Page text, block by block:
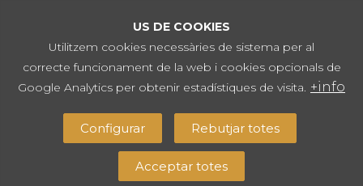
US DE COOKIES
Utilitzem cookies necessàries de sistema per al
correcte funcionament de la web i cookies opcionals de
Google Analytics per obtenir estadístiques de visita. +info
Configurar Rebutjar totes
Acceptar totes